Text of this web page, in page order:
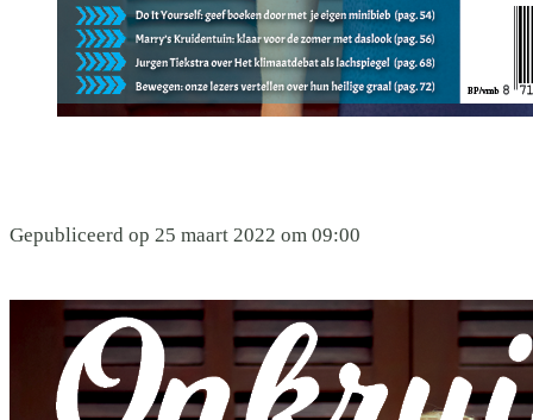
Gepubliceerd op 25 maart 2022 om 09:00